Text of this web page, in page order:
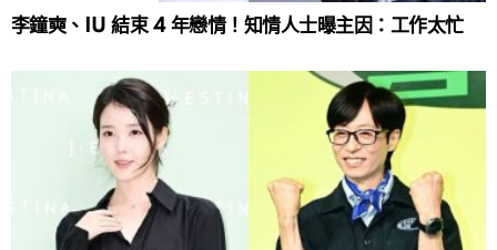
李鐘奭、IU 結束 4 年戀情！知情人士曝主因：工作太忙